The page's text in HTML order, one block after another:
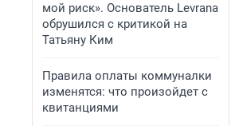
мой риск». Основатель Levrana
обрушился с критикой на
Татьяну Ким
Правила оплаты коммуналки
изменятся: что произойдет с
квитанциями